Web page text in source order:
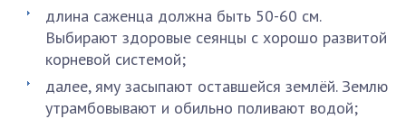
длина саженца должна быть 50-60 см.
Выбирают здоровые сеянцы с хорошо развитой
корневой системой;
далее, яму засыпают оставшейся землёй. Землю
утрамбовывают и обильно поливают водой;